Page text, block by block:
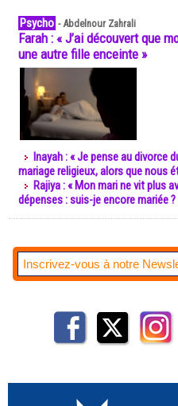
Psycho -Abdelnour Zahrali
Farah : « J’ai découvert que
une autre fille enceinte »
Inayah : « Je pense au divorce
mariage religieux, alors que nous
Rajiya : « Mon mari ne vit plus
dépenses : suis-je encore mariée ?